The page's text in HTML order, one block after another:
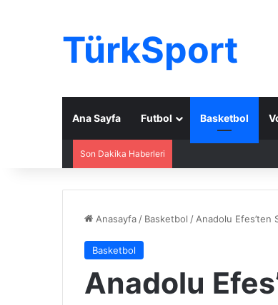
TürkSport
Ana Sayfa Futbol Basketbol
Son Dakika Haberleri
Anasayfa / Basketbol / Anadolu Efes’ten
Basketbol
Anadolu